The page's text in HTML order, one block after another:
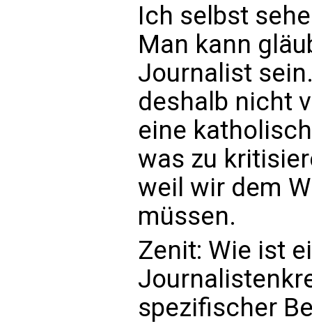
Ich selbst
Man kann
Journalist
deshalb nicht
eine
was zu
weil wir dem
müssen.
Zenit: Wie ist
spezifischer